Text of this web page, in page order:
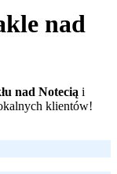
nad
nad Notecią i
klientów!